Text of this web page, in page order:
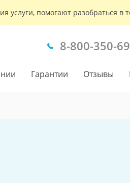
услуги, помогают
8-800-350-
Гарантии Отзывы